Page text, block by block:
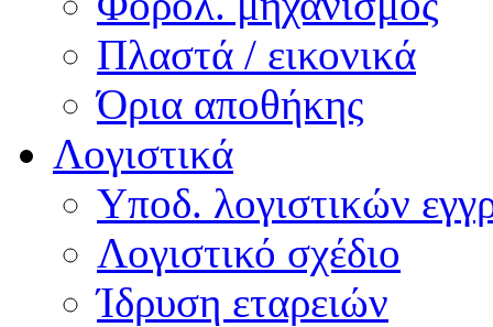
Πλαστά / εικονικά
Όρια αποθήκης
Λογιστικά
Υποδ. λογιστικών
Λογιστικό σχέδιο
Ίδρυση εταρειών